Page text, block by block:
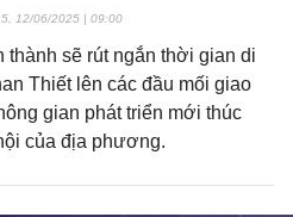
5, 12/06/2025 | 09:00
sẽ rút ngắn thời gian di
Thiết lên các đầu mối giao
gian phát triển mới thúc
của địa phương.